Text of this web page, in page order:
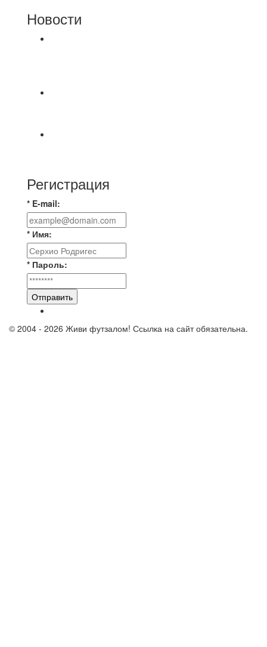
Новости
Регистрация
* E-mail:
* Имя:
* Пароль:
Отправить
© 2004 - 2026 Живи футзалом! Ссылка на сайт обязательна.